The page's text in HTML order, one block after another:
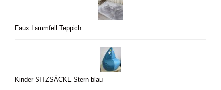
Faux Lammfell Teppich
Kinder SITZSÄCKE Stern blau